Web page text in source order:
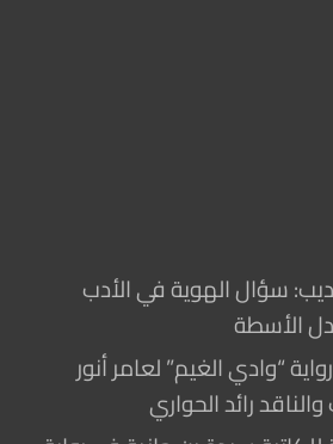
سؤال الهوية في الأدب
الأسطة
“وادي الغيم” لعامر أنور
رائد الحواري